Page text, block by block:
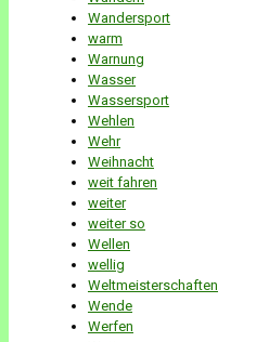
Wandersport
warm
Warnung
Wasser
Wassersport
Wehlen
Wehr
Weihnacht
weit fahren
weiter
weiter so
Wellen
wellig
Weltmeisterschaften
Wende
Werfen